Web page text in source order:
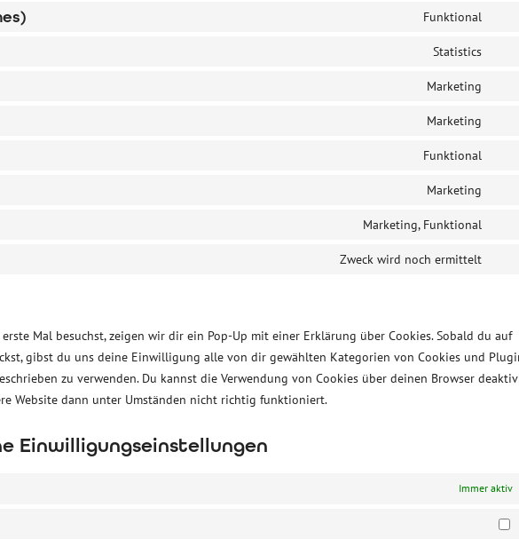
Funktional
Statistics
Marketing
Marketing
Funktional
Marketing
Marketing, Funktional
Zweck wird noch ermittelt
Mal besuchst, zeigen wir dir ein Pop-Up mit einer Erklärung über Cookies. Sobald du auf
gibst du uns deine Einwilligung alle von dir gewählten Kategorien von Cookies und
zu verwenden. Du kannst die Verwendung von Cookies über deinen Browser
Website dann unter Umständen nicht richtig funktioniert.
Einwilligungseinstellungen
Immer aktiv